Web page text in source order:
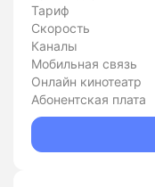
Тариф
Скорость
Каналы
Мобильная связь
Онлайн кинотеатр
Абонентская плата